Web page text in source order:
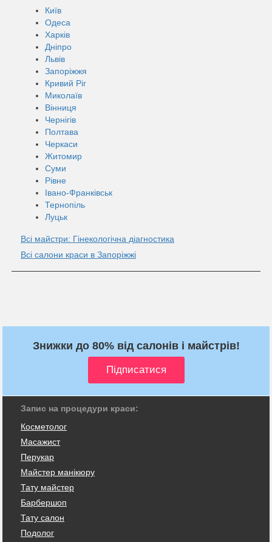
Київ
Одеса
Харків
Дніпро
Львів
Запоріжжя
Кривий Ріг
Миколаїв
Вінниця
Чернігів
Полтава
Черкаси
Житомир
Суми
Рівне
Івано-Франківськ
Тернопіль
Луцьк
Всі майстри: Гінекологічна діагностика
Всі салони краси в Запоріжжі
Знижки до 80% від салонів і майстрів!
Запис на процедури краси:
Косметолог
Масажист
Перукар
Майстер манікюру
Тату майстер
Барбершоп
Тату салон
Подолог